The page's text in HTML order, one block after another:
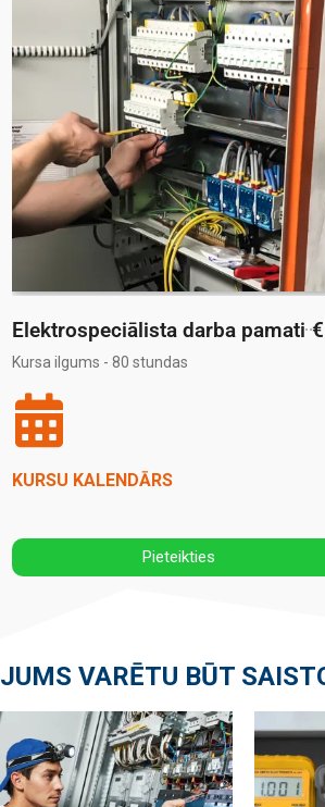
Elektrospeciālista darba pamati
Kursa ilgums - 80 stundas
KURSU KALENDĀRS
Pieteikties
JUMS VARĒTU BŪT